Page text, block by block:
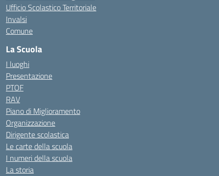
Ufficio Scolastico Territoriale
Invalsi
Comune
La Scuola
I luoghi
Presentazione
PTOF
RAV
Piano di Miglioramento
Organizzazione
Dirigente scolastica
Le carte della scuola
I numeri della scuola
La storia